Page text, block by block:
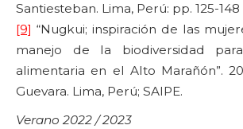
Santiesteban. Lima, Perú: pp. 125-148
[9] “Nugkui; inspiración de las
manejo de la biodiversidad
alimentaria en el Alto Marañón”.
Guevara. Lima, Perú; SAIPE.
Verano 2022 / 2023